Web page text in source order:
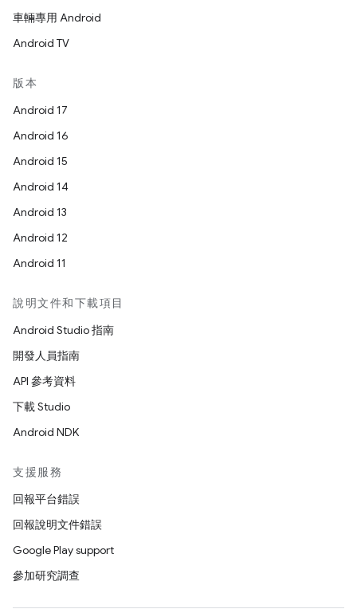
車輛專用 Android
Android TV
版本
Android 17
Android 16
Android 15
Android 14
Android 13
Android 12
Android 11
說明文件和下載項目
Android Studio 指南
開發人員指南
API 參考資料
下載 Studio
Android NDK
支援服務
回報平台錯誤
回報說明文件錯誤
Google Play support
參加研究調查